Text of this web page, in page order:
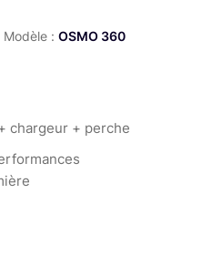
Modèle : OSMO 360
chargeur + perche